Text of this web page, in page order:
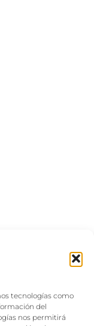
tecnologías como
del
nos permitirá
vida
un